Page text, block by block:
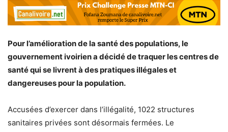
Pour l’amélioration de la santé des populations, le
gouvernement ivoirien a décidé de traquer les centres de
santé qui se livrent à des pratiques illégales et
dangereuses pour la population.
Accusées d’exercer dans l’illégalité, 1022 structures
sanitaires privées sont désormais fermées. Le